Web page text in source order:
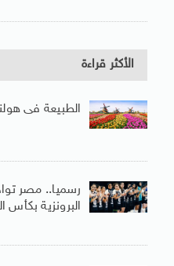
الأكثر قراءة
الطبيعة فى
رسميا.. مصر
البرونزية بكأس